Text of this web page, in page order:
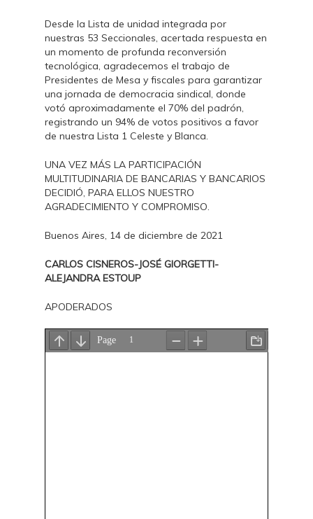
Desde la Lista de unidad integrada por
nuestras 53 Seccionales, acertada respuesta en
un momento de profunda reconversión
tecnológica, agradecemos el trabajo de
Presidentes de Mesa y fiscales para garantizar
una jornada de democracia sindical, donde
votó aproximadamente el 70% del padrón,
registrando un 94% de votos positivos a favor
de nuestra Lista 1 Celeste y Blanca.
UNA VEZ MÁS LA PARTICIPACIÓN
MULTITUDINARIA DE BANCARIAS Y BANCARIOS
DECIDIÓ, PARA ELLOS NUESTRO
AGRADECIMIENTO Y COMPROMISO.
Buenos Aires, 14 de diciembre de 2021
CARLOS CISNEROS-JOSÉ GIORGETTI-
ALEJANDRA ESTOUP
APODERADOS